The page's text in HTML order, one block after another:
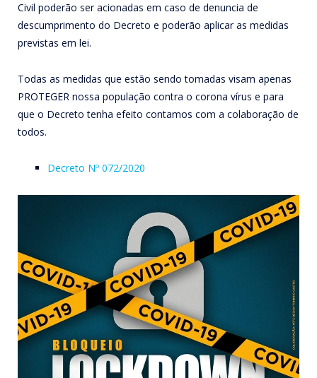
Civil poderão ser acionadas em caso de denuncia de
descumprimento do Decreto e poderão aplicar as medidas
previstas em lei.
Todas as medidas que estão sendo tomadas visam apenas
PROTEGER nossa população contra o corona vírus e para
que o Decreto tenha efeito contamos com a colaboração de
todos.
Decreto Nº 072/2020